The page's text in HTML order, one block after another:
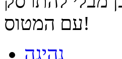
עם המטוס!
נהיגה